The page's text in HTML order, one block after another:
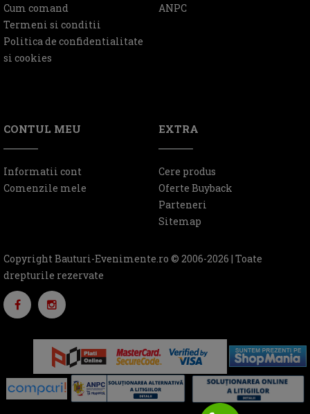
Cum comand
Termeni si conditii
Politica de confidentialitate
si cookies
ANPC
CONTUL MEU
Informatii cont
Comenzile mele
EXTRA
Cere produs
Oferte Buyback
Parteneri
Sitemap
Copyright Bauturi-Evenimente.ro © 2006-2026 | Toate
drepturile rezervate